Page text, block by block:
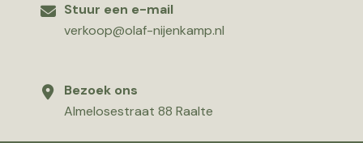
Stuur een e-mail
verkoop@olaf-nijenkamp.nl
Bezoek ons
Almelosestraat 88 Raalte